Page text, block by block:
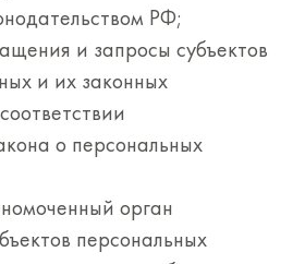
РФ;
и запросы субъектов
и их законных
о персональных
орган
персональных